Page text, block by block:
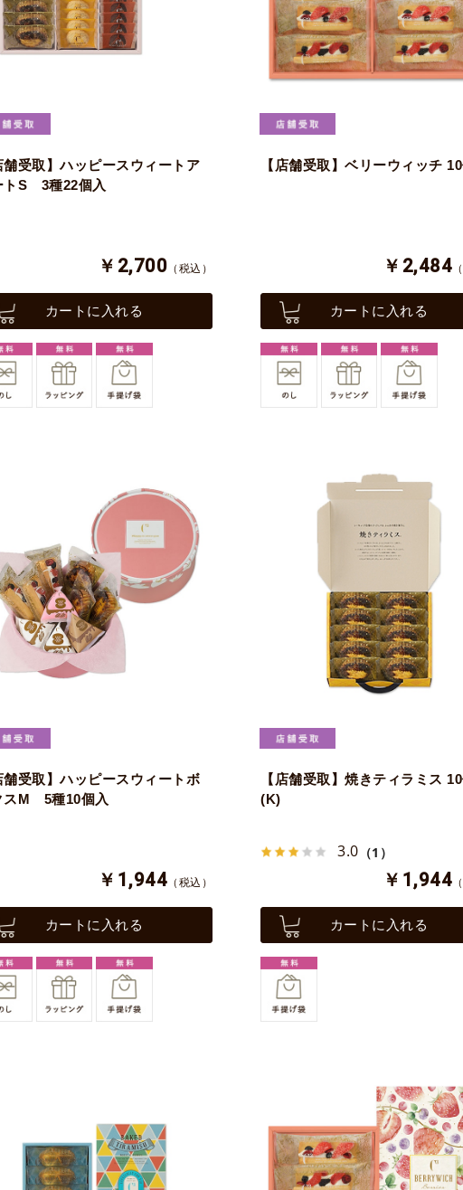
舗受取】ハッピースウィートア
トS 3種22個入
￥2,700 （税込）
カートに入れる
【店舗受取】ベリーウィッチ
￥2,484
カートに入れる
舗受取】ハッピースウィートボ
スM 5種10個入
￥1,944 （税込）
カートに入れる
【店舗受取】焼きティラミス
(K)
3.0 （1）
￥1,944
カートに入れる